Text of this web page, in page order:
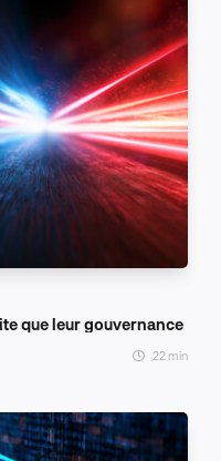
que leur gouvernance
22 min